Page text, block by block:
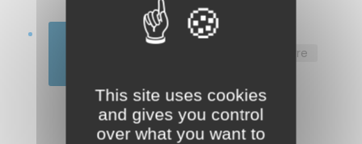
Suivre
This site uses cookies
and gives you control
over what you want to